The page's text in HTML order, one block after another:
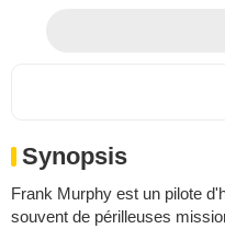
Synopsis
Frank Murphy est un pilote
souvent de périlleuses